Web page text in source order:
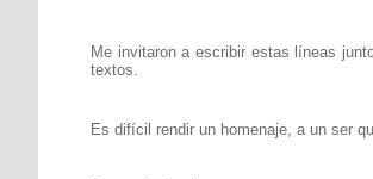
Me invitaron a escribir estas líneas
textos.
Es difícil rendir un homenaje, a un ser